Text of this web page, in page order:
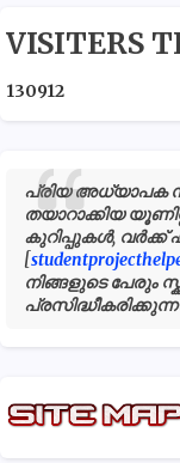
VISITERS
130912
പ്രിയ അധ്യാപക
തയാറാക്കിയ
കുറിപ്പുകൾ, വർക്ക്
[
നിങ്ങളുടെ പേരും